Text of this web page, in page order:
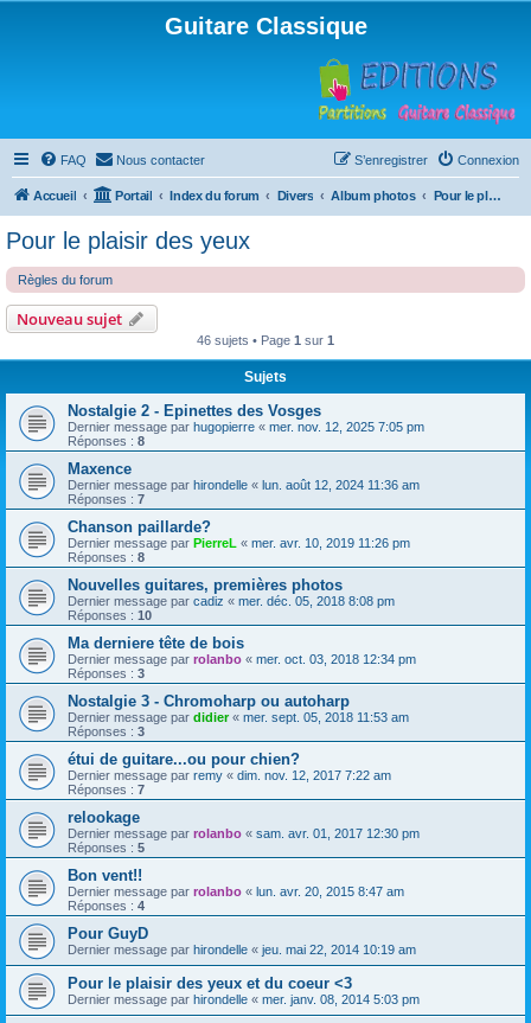
Guitare Classique
FAQ Nous contacter Connexion
S’enregistrer
Accueil Portail Index du forum Divers Album photos Pour le plaisir des yeux
Pour le plaisir des yeux
Règles du forum
Nouveau sujet
46 sujets • Page 1 sur 1
Sujets
Nostalgie 2 - Epinettes des Vosges
Dernier message par hugopierre « mer. nov. 12, 2025 7:05 pm
Réponses : 8
Maxence
Dernier message par hirondelle « lun. août 12, 2024 11:36 am
Réponses : 7
Chanson paillarde?
Dernier message par PierreL « mer. avr. 10, 2019 11:26 pm
Réponses : 8
Nouvelles guitares, premières photos
Dernier message par cadiz « mer. déc. 05, 2018 8:08 pm
Réponses : 10
Ma derniere tête de bois
Dernier message par rolanbo « mer. oct. 03, 2018 12:34 pm
Réponses : 3
Nostalgie 3 - Chromoharp ou autoharp
Dernier message par didier« mer. sept. 05, 2018 11:53 am
Réponses : 3
étui de guitare...ou pour chien?
Dernier message par remy « dim. nov. 12, 2017 7:22 am
Réponses : 7
relookage
Dernier message par rolanbo « sam. avr. 01, 2017 12:30 pm
Réponses : 5
Bon vent!!
Dernier message par rolanbo « lun. avr. 20, 2015 8:47 am
Réponses : 4
Pour GuyD
Dernier message par hirondelle « jeu. mai 22, 2014 10:19 am
Pour le plaisir des yeux et du coeur <3
Dernier message par hirondelle « mer. janv. 08, 2014 5:03 pm